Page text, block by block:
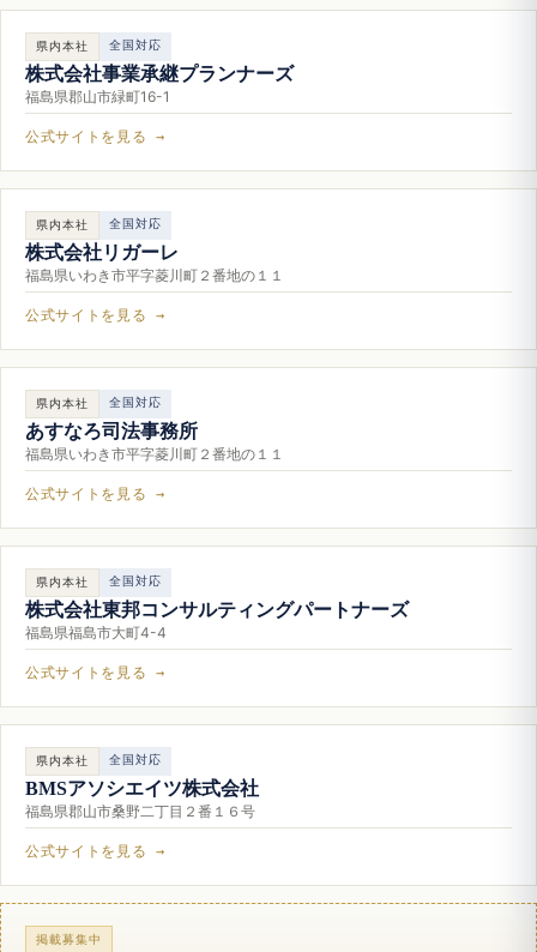
県内本社 全国対応
株式会社事業承継プランナーズ
福島県郡山市緑町16-1
公式サイトを見る →
県内本社 全国対応
株式会社リガーレ
福島県いわき市平字菱川町２番地の１１
公式サイトを見る →
県内本社 全国対応
あすなろ司法事務所
福島県いわき市平字菱川町２番地の１１
公式サイトを見る →
県内本社 全国対応
株式会社東邦コンサルティングパートナーズ
福島県福島市大町4-4
公式サイトを見る →
県内本社 全国対応
BMSアソシエイツ株式会社
福島県郡山市桑野二丁目２番１６号
公式サイトを見る →
掲載募集中